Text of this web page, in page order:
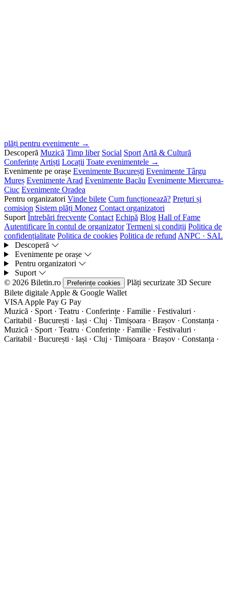
plăți pentru evenimente →
Descoperă Muzică Timp liber Social Sport Artă & Cultură
Conferințe Artiști Locații Toate evenimentele →
Evenimente pe orașe Evenimente București Evenimente Târgu
Mureș Evenimente Arad Evenimente Bacău Evenimente Miercurea-
Ciuc Evenimente Oradea
Pentru organizatori Vinde bilete Cum funcționează? Prețuri și
comision Sistem plăți Monez Contact organizatori
Suport Întrebări frecvente Contact Echipă Blog Hall of Fame
Autentificare în contul de organizator Termeni și condiții Politica de
confidențialitate Politica de cookies Politica de refund ANPC · SAL
Descoperă
Evenimente pe orașe
Pentru organizatori
Suport
© 2026 Biletin.ro
Preferințe cookies Plăți securizate 3D Secure
Bilete digitale Apple & Google Wallet
VISA Apple Pay G Pay
Muzică · Sport · Teatru · Conferințe · Familie · Festivaluri ·
Caritabil · București · Iași · Cluj · Timișoara · Brașov · Constanța ·
Muzică · Sport · Teatru · Conferințe · Familie · Festivaluri ·
Caritabil · București · Iași · Cluj · Timișoara · Brașov · Constanța ·